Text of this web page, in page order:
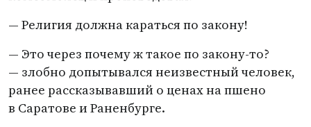
— Религия должна караться по закону!
— Это через почему ж такое по закону-то?
— злобно допытывался неизвестный человек,
ранее рассказывавший о ценах на пшено
в Саратове и Раненбурге.